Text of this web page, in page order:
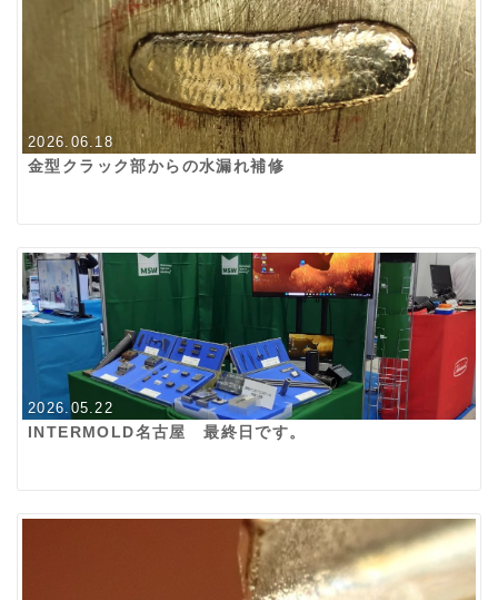
2026.06.18
金型クラック部からの水漏れ補修
2026.05.22
INTERMOLD名古屋 最終日です。